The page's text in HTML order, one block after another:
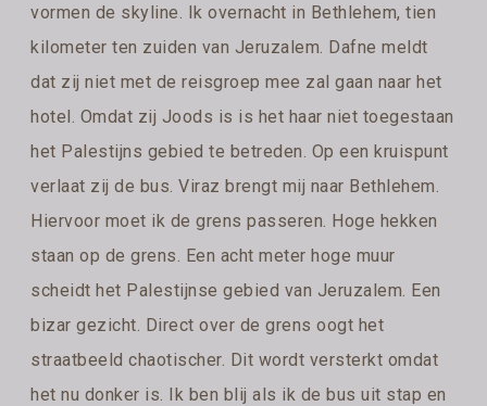
vormen de skyline. Ik overnacht in Bethlehem, tien
kilometer ten zuiden van Jeruzalem. Dafne meldt
dat zij niet met de reisgroep mee zal gaan naar het
hotel. Omdat zij Joods is is het haar niet toegestaan
het Palestijns gebied te betreden. Op een kruispunt
verlaat zij de bus. Viraz brengt mij naar Bethlehem.
Hiervoor moet ik de grens passeren. Hoge hekken
staan op de grens. Een acht meter hoge muur
scheidt het Palestijnse gebied van Jeruzalem. Een
bizar gezicht. Direct over de grens oogt het
straatbeeld chaotischer. Dit wordt versterkt omdat
het nu donker is. Ik ben blij als ik de bus uit stap en